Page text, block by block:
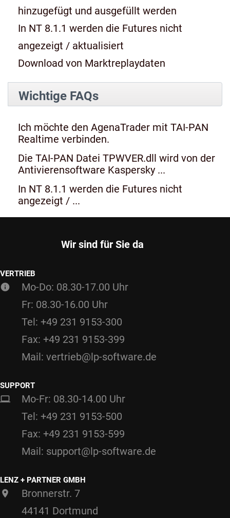
hinzugefügt und ausgefüllt werden
In NT 8.1.1 werden die Futures nicht
angezeigt / aktualisiert
Download von Marktreplaydaten
Wichtige FAQs
Ich möchte den AgenaTrader mit TAI-PAN
Realtime verbinden.
Die TAI-PAN Datei TPWVER.dll wird von der
Antivierensoftware Kaspersky ...
In NT 8.1.1 werden die Futures nicht
angezeigt / ...
Wir sind für Sie da
VERTRIEB
Mo-Do: 08.30-17.00 Uhr
Fr: 08.30-16.00 Uhr
Tel: +49 231 9153-300
Fax: +49 231 9153-399
Mail: vertrieb@lp-software.de
SUPPORT
Mo-Fr: 08.30-14.00 Uhr
Tel: +49 231 9153-500
Fax: +49 231 9153-599
Mail: support@lp-software.de
LENZ + PARTNER GMBH
Bronnerstr. 7
44141 Dortmund